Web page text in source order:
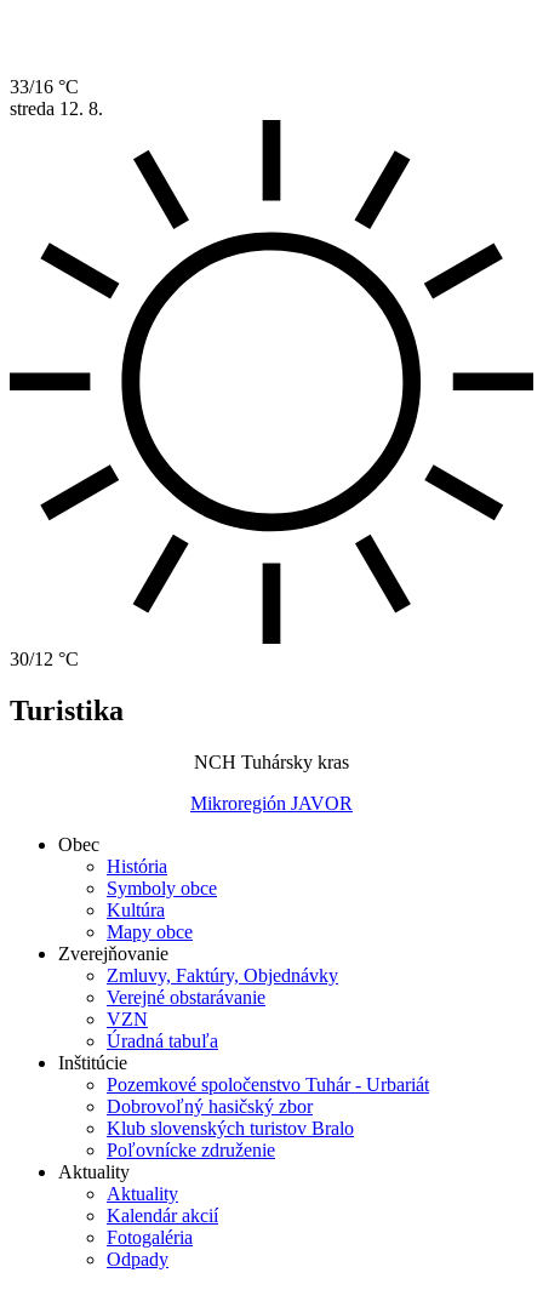
33/16 °C
streda 12. 8.
30/12 °C
Turistika
NCH Tuhársky kras
Mikroregión JAVOR
Obec
História
Symboly obce
Kultúra
Mapy obce
Zverejňovanie
Zmluvy, Faktúry, Objednávky
Verejné obstarávanie
VZN
Úradná tabuľa
Inštitúcie
Pozemkové spoločenstvo Tuhár - Urbariát
Dobrovoľný hasičský zbor
Klub slovenských turistov Bralo
Poľovnícke združenie
Aktuality
Aktuality
Kalendár akcií
Fotogaléria
Odpady